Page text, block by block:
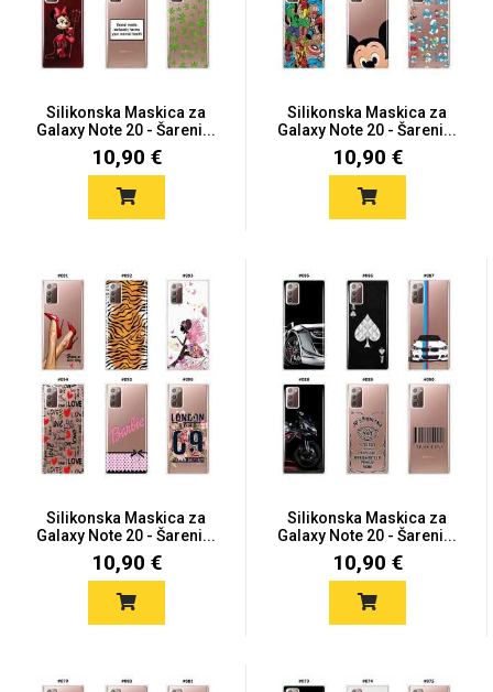
Silikonska Maskica za
Galaxy Note 20 - Šareni...
10,90 €
Silikonska Maskica za
Galaxy Note 20 - Šareni...
10,90 €
Silikonska Maskica za
Galaxy Note 20 - Šareni...
10,90 €
Silikonska Maskica za
Galaxy Note 20 - Šareni...
10,90 €